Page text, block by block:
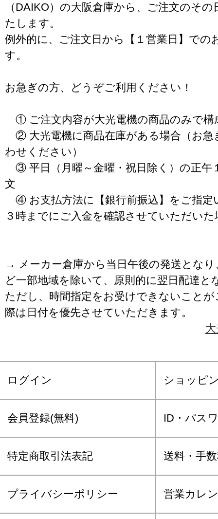
（DAIKO）の大阪倉庫から、ご注文のそ
たします。
例外的に、ご注文日から【１営業日】での
す。
お急ぎの方、どうぞご利用ください！
① ご注文内容が大光電機の商品のみで構
② 大光電機に商品在庫がある場合（お急
わせください）
③ 平日（月曜～金曜・祝日除く）の正午
文
④ お支払方法に【銀行前振込】をご指定
３時までにご入金を確認させていただいた
→ メーカー倉庫から当日午後の発送となり
ど一部地域を除いて、原則的に翌日配達と
ただし、時間指定をお受けできないこと
際は日付を優先させていただきます。
ログイン ショッピ
会員登録(無料) ID・パス
特定商取引法表記 送料・手
プライバシーポリシー 営業カレ